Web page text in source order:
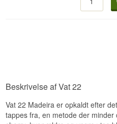
Beskrivelse af Vat 22
Vat 22 Madeira er opkaldt efter
tappes fra, en metode der